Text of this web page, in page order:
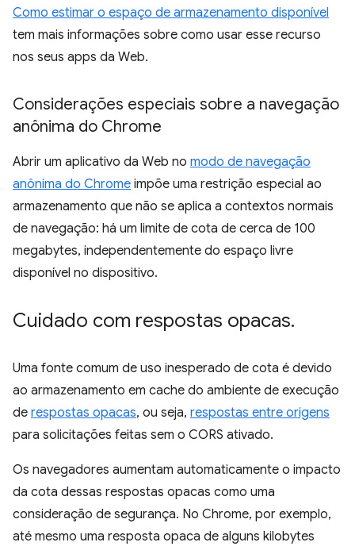
Como estimar o espaço de armazenamento disponível
tem mais informações sobre como usar esse recurso
nos seus apps da Web.
Considerações especiais sobre a navegação
anônima do Chrome
Abrir um aplicativo da Web no modo de navegação
anônima do Chrome impõe uma restrição especial ao
armazenamento que não se aplica a contextos normais
de navegação: há um limite de cota de cerca de 100
megabytes, independentemente do espaço livre
disponível no dispositivo.
Cuidado com respostas opacas.
Uma fonte comum de uso inesperado de cota é devido
ao armazenamento em cache do ambiente de execução
de respostas opacas, ou seja, respostas entre origens
para solicitações feitas sem o CORS ativado.
Os navegadores aumentam automaticamente o impacto
da cota dessas respostas opacas como uma
consideração de segurança. No Chrome, por exemplo,
até mesmo uma resposta opaca de alguns kilobytes